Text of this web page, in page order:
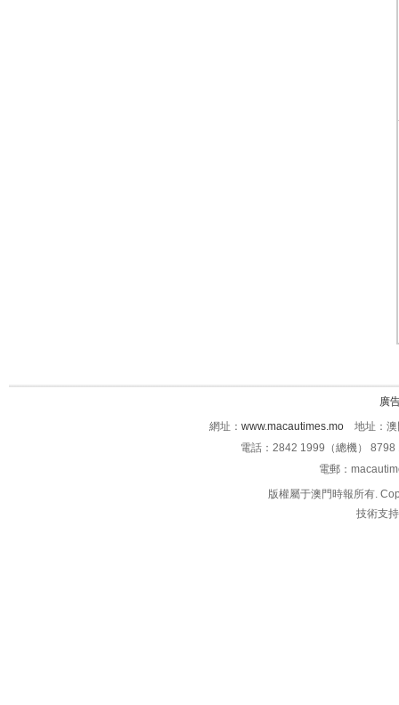
廣
網址： www.macautimes.mo 地址：澳
電話：2842 1999（總機）
電郵：
版權屬于澳門時報所有.
技術支